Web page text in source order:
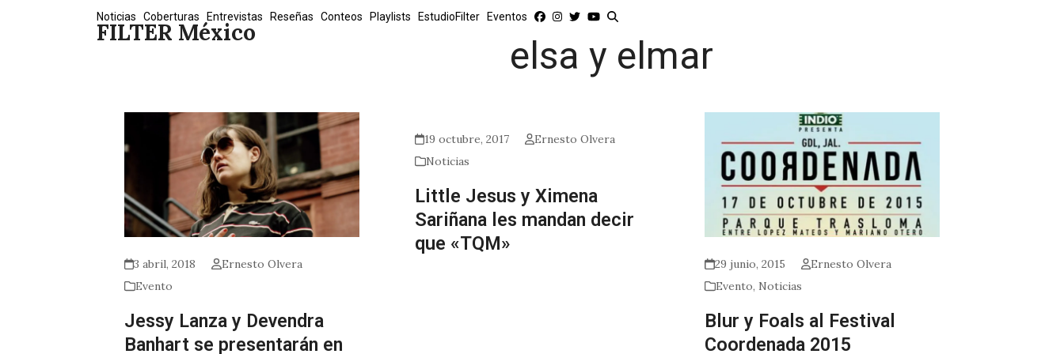
FILTER México
Noticias Coberturas Entrevistas Reseñas Conteos Playlists EstudioFilter Eventos
elsa y elmar
3 abril, 2018
Ernesto Olvera
Evento
Jessy Lanza y Devendra
Banhart se presentarán en
19 octubre, 2017
Ernesto Olvera
Noticias
Little Jesus y Ximena
Sariñana les mandan decir
que «TQM»
29 junio, 2015
Ernesto Olvera
Evento, Noticias
Blur y Foals al Festival
Coordenada 2015